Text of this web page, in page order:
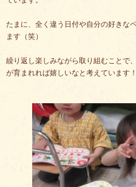
たまに、全く違う日付や自分の好きな
ます（笑）
繰り返し楽しみながら取り組むことで
が育まれれば嬉しいなと考えています！